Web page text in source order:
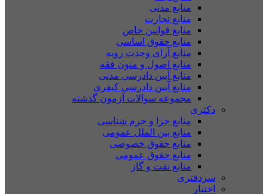
منابع مدنی
منابع تجارت
منابع قوانین خاص
منابع حقوق اساسی
منابع آرای وحدت رویه
منابع اصول و متون فقه
منابع آیین دادرسی مدنی
منابع آیین دادرسی کیفری
مجموعه سوالات آزمون گذشته
دکتری
منابع جزا و جرم شناسی
منابع بین الملل عمومی
منابع حقوق خصوصی
منابع حقوق عمومی
منابع نفت و گاز
سردفتری
اختبار